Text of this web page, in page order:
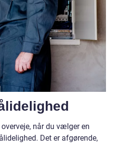
når du vælger en
Det er afgørende,